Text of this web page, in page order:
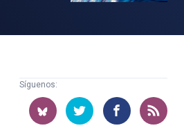
Síguenos: